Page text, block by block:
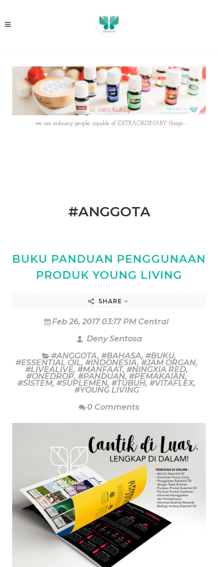
- we are ordinary people, capable of EXTRAORDINARY things -
#ANGGOTA
BUKU PANDUAN PENGGUNAAN
PRODUK YOUNG LIVING
SHARE
Feb 26, 2017 03:17 PM Central
Deny Sentosa
#ANGGOTA, #BAHASA, #BUKU,
#ESSENTIAL OIL, #INDONESIA, #JAM ORGAN,
#LIVEALIVE, #MANFAAT, #NINGXIA RED,
#ONEDROP, #PANDUAN, #PEMAKAIAN,
#SISTEM, #SUPLEMEN, #TUBUH, #VITAFLEX,
#YOUNG LIVING
0 Comments